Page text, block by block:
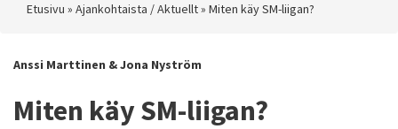
Etusivu » Ajankohtaista / Aktuellt» Miten käy SM-liigan?
Anssi Marttinen & Jona Nyström
Miten käy SM-liigan?